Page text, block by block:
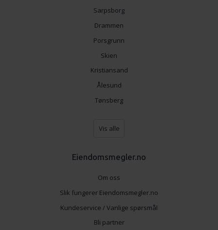
Sarpsborg
Drammen
Porsgrunn
Skien
Kristiansand
Ålesund
Tønsberg
Vis alle
Eiendomsmegler.no
Om oss
Slik fungerer Eiendomsmegler.no
Kundeservice / Vanlige spørsmål
Bli partner